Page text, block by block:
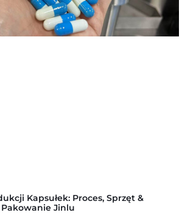
Kapsułek: Proces, Sprzęt &
Jinlu